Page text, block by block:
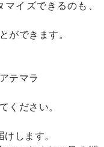
イズできるのも、
ができます。
テマラ
ください。
します。